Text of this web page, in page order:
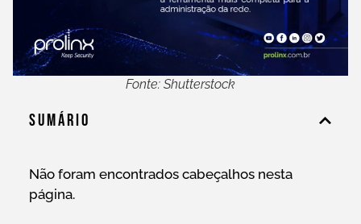
Fonte: Shutterstock
Sumário
Não foram encontrados cabeçalhos nesta
página.